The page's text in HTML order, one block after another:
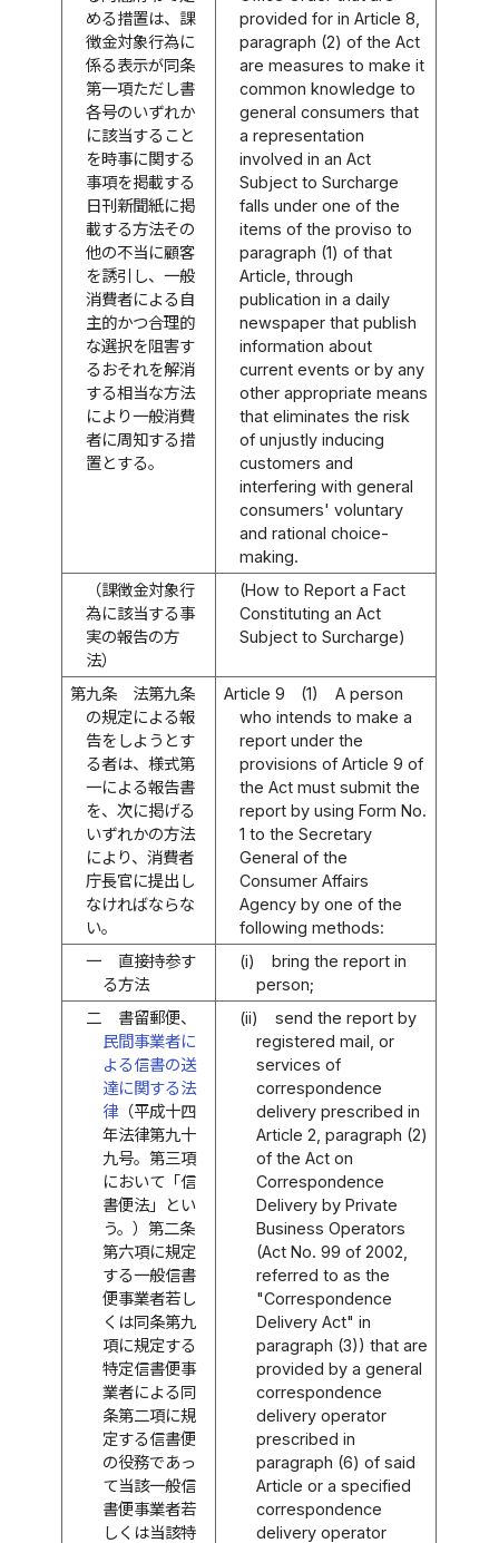
める措置は、課
徴金対象行為に
係る表示が同条
第一項ただし書
各号のいずれか
に該当すること
を時事に関する
事項を掲載する
日刊新聞紙に掲
載する方法その
他の不当に顧客
を誘引し、一般
消費者による自
主的かつ合理的
な選択を阻害す
るおそれを解消
する相当な方法
により一般消費
者に周知する措
置とする。
provided for in Article 8,
paragraph (2) of the Act
are measures to make it
common knowledge to
general consumers that
a representation
involved in an Act
Subject to Surcharge
falls under one of the
items of the proviso to
paragraph (1) of that
Article, through
publication in a daily
newspaper that publish
information about
current events or by any
other appropriate means
that eliminates the risk
of unjustly inducing
customers and
interfering with general
consumers' voluntary
and rational choice-
making.
（課徴金対象行
為に該当する事
実の報告の方
法）
(How to Report a Fact
Constituting an Act
Subject to Surcharge)
第九条
法第九条
の規定による報
告をしようとす
る者は、様式第
一による報告書
を、次に掲げる
いずれかの方法
により、消費者
庁長官に提出し
なければならな
い。
Article 9 (1)
A person
who intends to make a
report under the
provisions of Article 9 of
the Act must submit the
report by using Form No.
1 to the Secretary
General of the
Consumer Affairs
Agency by one of the
following methods:
一
直接持参す
る方法
(i)
bring the report in
person;
二
書留郵便、
民間事業者に
よる信書の送
達に関する法
律（平成十四
年法律第九十
九号。第三項
において「信
書便法」とい
う。）第二条
第六項に規定
する一般信書
便事業者若し
くは同条第九
項に規定する
特定信書便事
業者による同
条第二項に規
定する信書便
の役務であっ
て当該一般信
書便事業者若
しくは当該特
(ii)
send the report by
registered mail, or
services of
correspondence
delivery prescribed in
Article 2, paragraph (2)
of the Act on
Correspondence
Delivery by Private
Business Operators
(Act No. 99 of 2002,
referred to as the
"Correspondence
Delivery Act" in
paragraph (3)) that are
provided by a general
correspondence
delivery operator
prescribed in
paragraph (6) of said
Article or a specified
correspondence
delivery operator